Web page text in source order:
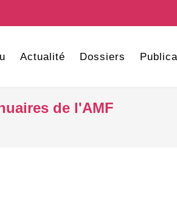
Actualité Dossiers
de l'AMF